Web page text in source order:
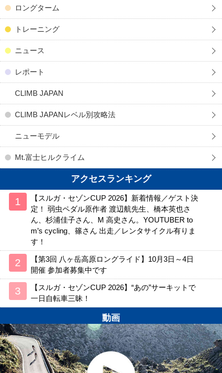
ロングターム
トレーニング
ニュース
レポート
CLIMB JAPAN
CLIMB JAPANレベル別攻略法
ニューモデル
Mt.富士ヒルクライム
アクセスランキング
【スルガ・セゾンCUP 2026】新着情報／ゲスト決
定！ 弱虫ペダル原作者 渡辺航先生、橋本英也さ
ん、杉浦佳子さん、M 高史さん。YOUTUBER to
m’s cycling、篠さん 出走／レンタサイクル有りま
す！
【第3回 八ヶ岳高原ロングライド】10月3日～4日
開催 参加者募集中です
【スルガ・セゾンCUP 2026】“あの”サーキットで
一日自転車三昧！
動画